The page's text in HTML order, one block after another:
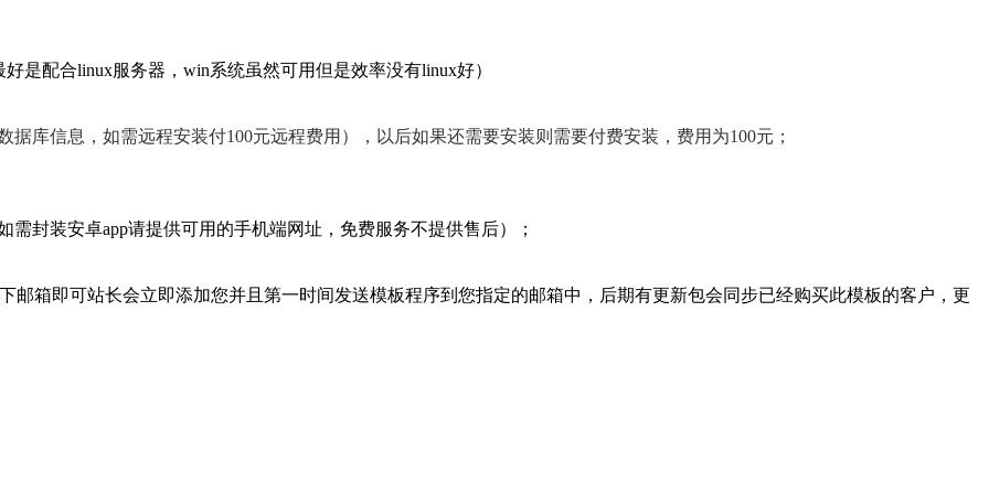
是配合linux服务器，win系统虽然可用但是效率没有linux好）
据库信息，如需远程安装付100元远程费用），以后如果还需要安装则需要付费安装，费用为100元；
封装安卓app请提供可用的手机端网址，免费服务不提供售后）；
邮箱即可站长会立即添加您并且第一时间发送模板程序到您指定的邮箱中，后期有更新包会同步已经购买此模板的客户，更